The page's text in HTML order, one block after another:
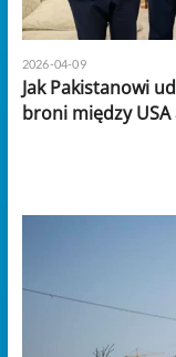
2026-04-09
Jak Pakistanowi
broni między